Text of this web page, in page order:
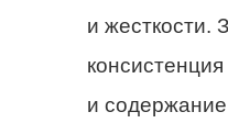
и жесткости.
и